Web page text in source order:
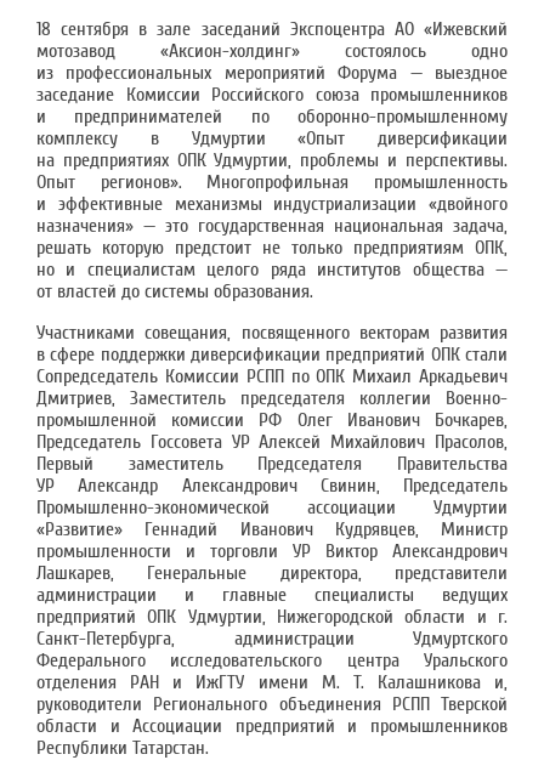
18 сентября в зале заседаний Экспоцентра АО «Ижевский
мотозавод «Аксион-холдинг» состоялось одно
из профессиональных мероприятий Форума — выездное
заседание Комиссии Российского союза промышленников
и предпринимателей по оборонно-промышленному
комплексу в Удмуртии «Опыт диверсификации
на предприятиях ОПК Удмуртии, проблемы и перспективы.
Опыт регионов». Многопрофильная промышленность
и эффективные механизмы индустриализации «двойного
назначения» — это государственная национальная задача,
решать которую предстоит не только предприятиям ОПК,
но и специалистам целого ряда институтов общества —
от властей до системы образования.
Участниками совещания, посвященного векторам развития
в сфере поддержки диверсификации предприятий ОПК стали
Сопредседатель Комиссии РСПП по ОПК Михаил Аркадьевич
Дмитриев, Заместитель председателя коллегии Военно-
промышленной комиссии РФ Олег Иванович Бочкарев,
Председатель Госсовета УР Алексей Михайлович Прасолов,
Первый заместитель Председателя Правительства
УР Александр Александрович Свинин, Председатель
Промышленно-экономической ассоциации Удмуртии
«Развитие» Геннадий Иванович Кудрявцев, Министр
промышленности и торговли УР Виктор Александрович
Лашкарев, Генеральные директора, представители
администрации и главные специалисты ведущих
предприятий ОПК Удмуртии, Нижегородской области и г.
Санкт-Петербурга, администрации Удмуртского
Федерального исследовательского центра Уральского
отделения РАН и ИжГТУ имени М. Т. Калашникова и,
руководители Регионального объединения РСПП Тверской
области и Ассоциации предприятий и промышленников
Республики Татарстан.